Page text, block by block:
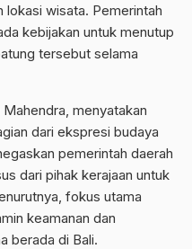
wisata. Pemerintah
kebijakan untuk menutup
tersebut selama
menyatakan
dari ekspresi budaya
pemerintah daerah
dari pihak kerajaan untuk
fokus utama
keamanan dan
berada di Bali.